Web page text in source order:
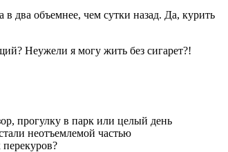
объемнее, чем сутки назад. Да, курить
Неужели я могу жить без сигарет?!
прогулку в парк или целый день
неотъемлемой частью